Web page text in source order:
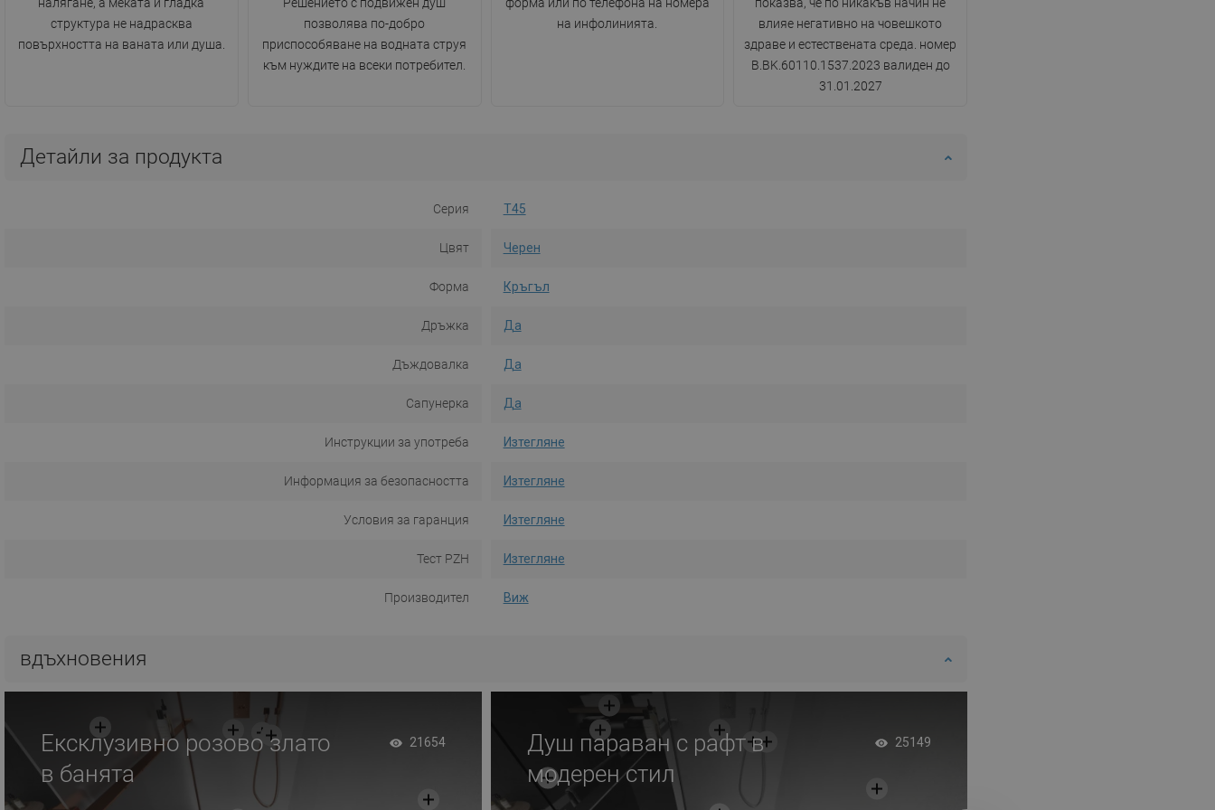
структура не надрасква
повърхността на ваната или душа.
позволява по-добро
приспособяване на водната струя
към нуждите на всеки потребител.
на инфолинията.
влияе негативно на човешкото
здраве и естествената среда. номер
B.BK.60110.1537.2023 валиден до
31.01.2027
Детайли за продукта
Серия T45
Цвят Черен
Форма Кръгъл
Дръжка Да
Дъждовалка Да
Сапунерка Да
Инструкции за употреба Изтегляне
Информация за безопасността Изтегляне
Условия за гаранция Изтегляне
Тест PZH Изтегляне
Производител Виж
вдъхновения
Ексклузивно розово злато
в банята
21654
Душ параван с рафт в
модерен стил
25149
DANISH
FINNISH